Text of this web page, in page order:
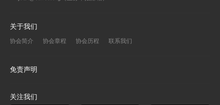
关于我们
协会简介 协会章程 协会历程 联系我们
免责声明
关注我们